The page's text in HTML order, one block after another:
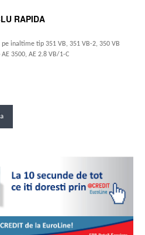
RAPIDA
inaltime tip 351 VB, 351 VB-2, 350 VB
3500, AE 2.8 VB/1-C